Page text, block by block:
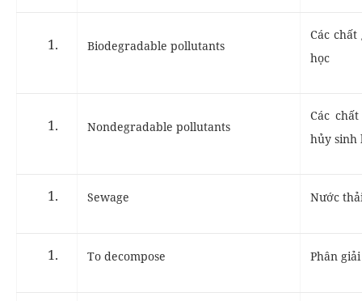
Biodegradable pollutants
Các
học
Nondegradable pollutants
Các
hủy sinh
Sewage Nước
To decompose Phân